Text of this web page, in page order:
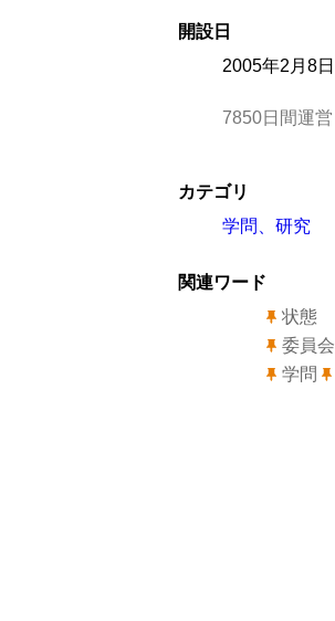
開設日
2005年2月8日
7850日間運営
カテゴリ
学問、研究
関連ワード
状態
委員会
学問